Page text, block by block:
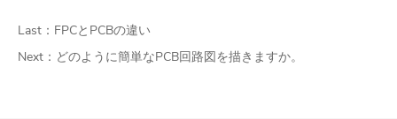
Last： FPCとPCBの違い
Next： どのように簡単なPCB回路図を描きますか。